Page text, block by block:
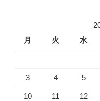
月
火 水
3 4 5
10 11 12